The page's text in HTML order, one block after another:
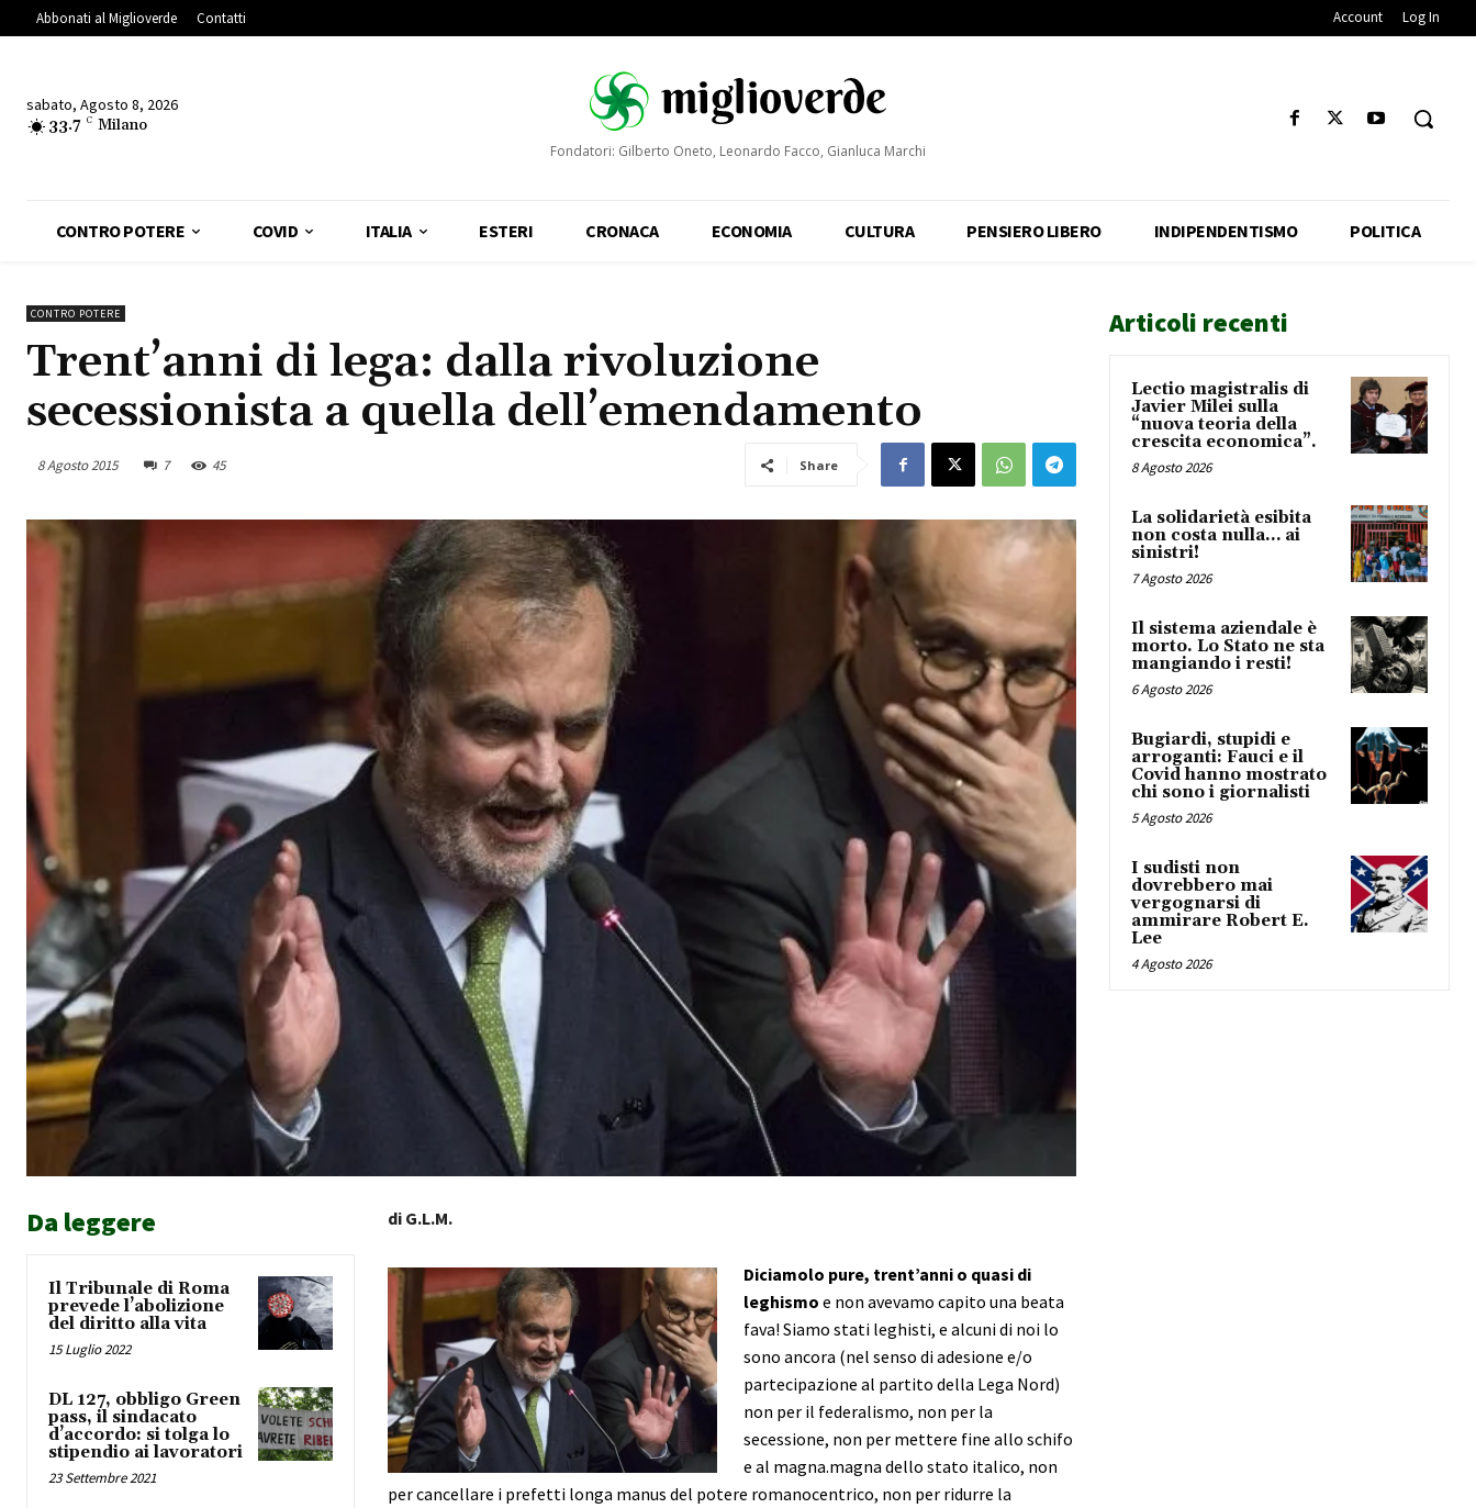
Abbonati al Miglioverde Contatti Account Log In
sabato, Agosto 8, 2026
33.7 C Milano
Fondatori: Gilberto Oneto, Leonardo Facco, Gianluca Marchi
CONTRO POTERE COVID ITALIA ESTERI CRONACA ECONOMIA CULTURA PENSIERO LIBERO INDIPENDENTISMO POLITICA
CONTRO POTERE
Trent’anni di lega: dalla rivoluzione
secessionista a quella dell’emendamento
8 Agosto 2015 7 45 Share
Da leggere
Il Tribunale di Roma
prevede l’abolizione
del diritto alla vita
15 Luglio 2022
DL 127, obbligo Green
pass, il sindacato
d’accordo: si tolga lo
stipendio ai lavoratori
23 Settembre 2021
di G.L.M.
Diciamolo pure, trent’anni o quasi di
leghismo e non avevamo capito una beata
fava! Siamo stati leghisti, e alcuni di noi lo
sono ancora (nel senso di adesione e/o
partecipazione al partito della Lega Nord)
non per il federalismo, non per la
secessione, non per mettere fine allo schifo
e al magna.magna dello stato italico, non
per cancellare i prefetti longa manus del potere romanocentrico, non per ridurre la
Articoli recenti
Lectio magistralis di
Javier Milei sulla
“nuova teoria della
crescita economica”.
8 Agosto 2026
La solidarietà esibita
non costa nulla… ai
sinistri!
7 Agosto 2026
Il sistema aziendale è
morto. Lo Stato ne sta
mangiando i resti!
6 Agosto 2026
Bugiardi, stupidi e
arroganti: Fauci e il
Covid hanno mostrato
chi sono i giornalisti
5 Agosto 2026
I sudisti non
dovrebbero mai
vergognarsi di
ammirare Robert E.
Lee
4 Agosto 2026